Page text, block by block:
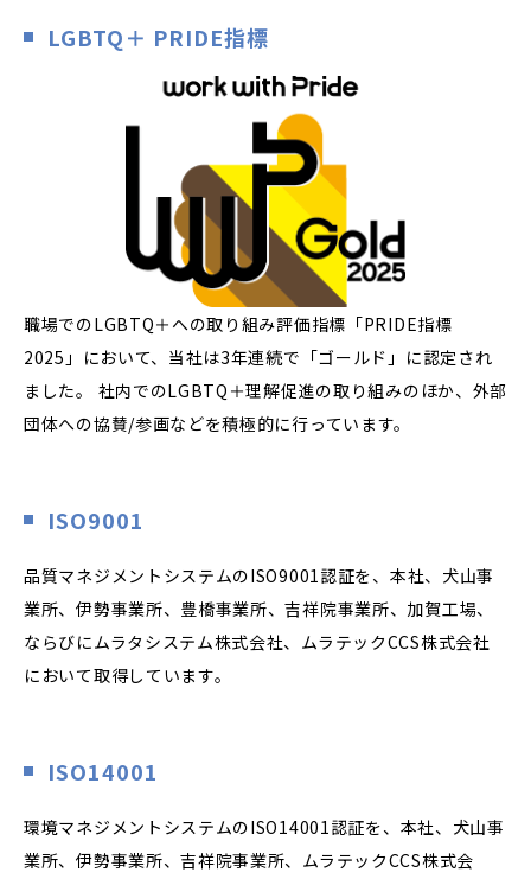
LGBTQ＋ PRIDE指標
職場でのLGBTQ＋への取り組み評価指標「PRIDE指標
2025」において、当社は3年連続で「ゴールド」に認定され
ました。 社内でのLGBTQ＋理解促進の取り組みのほか、外部
団体への協賛/参画などを積極的に行っています。
ISO9001
品質マネジメントシステムのISO9001認証を、本社、犬山事
業所、伊勢事業所、豊橋事業所、吉祥院事業所、加賀工場、
ならびにムラタシステム株式会社、ムラテックCCS株式会社
において取得しています。
ISO14001
環境マネジメントシステムのISO14001認証を、本社、犬山事
業所、伊勢事業所、吉祥院事業所、ムラテックCCS株式会